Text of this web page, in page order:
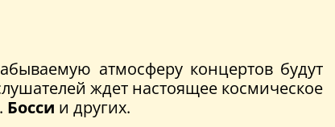
атмосферу концертов будут
ждет настоящее космическое
Босси и других.